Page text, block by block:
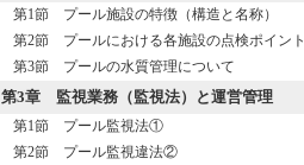
第1節 プール施設の特徴（構造と名称）
第2節 プールにおける各施設の点検ポイント
第3節 プールの水質管理について
第3章 監視業務（監視法）と運営管理
第1節 プール監視法①
第2節 プール監視違法②